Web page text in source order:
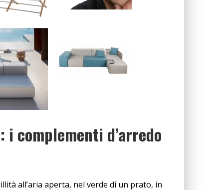
i complementi d’arredo
all’aria aperta, nel verde di un prato, in